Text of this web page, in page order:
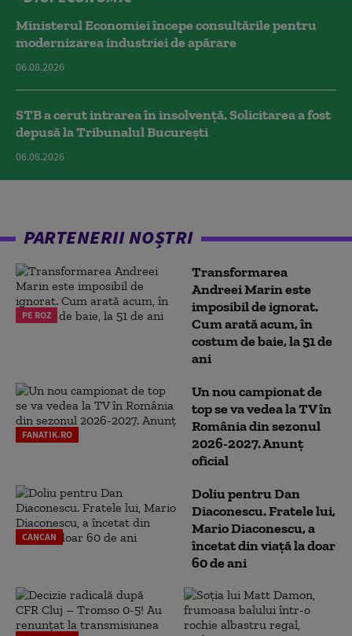
Ministerul Economiei începe consultările pentru
modernizarea industriei de apărare
06.08.2026
STB a cerut intrarea în insolvență. Solicitarea a fost
depusă la Tribunalul București
06.08.2026
PARTENERII NOȘTRI
PE ROZ
Transformarea
Andreei Marin este
imposibil de ignorat.
Cum arată acum, în
costum de baie, la 51 de
ani
FANATIK.RO
Un nou campionat de
top se va vedea la TV în
România din sezonul
2026-2027. Anunț
oficial
CANCAN
Doliu pentru Dan
Diaconescu. Fratele lui,
Mario Diaconescu, a
încetat din viață la doar
60 de ani